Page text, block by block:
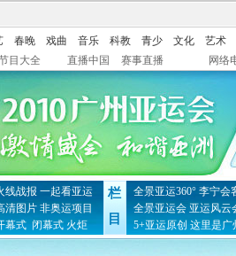
春晚 戏曲 音乐 科教 青少 文化
艺术
目大全 直播中国 赛事直播 网络
线战报 一起看亚运
清图片 非奥运项目
幕式 闭幕式 火炬
栏
目
全景亚运360° 李宁会
全景亚运会 亚运风云
5+亚运原创 这里是广